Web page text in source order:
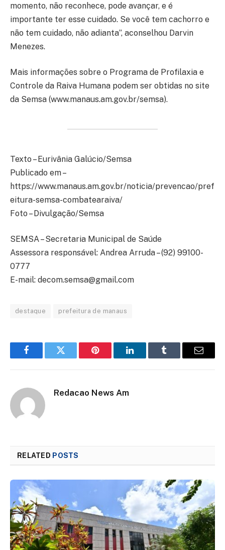
momento, não reconhece, pode avançar, e é
importante ter esse cuidado. Se você tem cachorro e
não tem cuidado, não adianta”, aconselhou Darvin
Menezes.
Mais informações sobre o Programa de Profilaxia e
Controle da Raiva Humana podem ser obtidas no site
da Semsa (www.manaus.am.gov.br/semsa).
Texto – Eurivânia Galúcio/Semsa
Publicado em –
https://www.manaus.am.gov.br/noticia/prevencao/pref
eitura-semsa-combatearaiva/
Foto – Divulgação/Semsa
SEMSA – Secretaria Municipal de Saúde
Assessora responsável: Andrea Arruda – (92) 99100-
0777
E-mail: decom.semsa@gmail.com
destaque prefeitura de manaus
FacebookTwitter Pinterest LinkedInTumblr Email
Redacao News Am
RELATED POSTS